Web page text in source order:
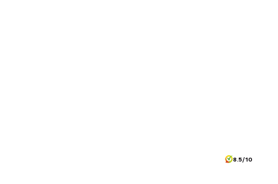
8.5/10